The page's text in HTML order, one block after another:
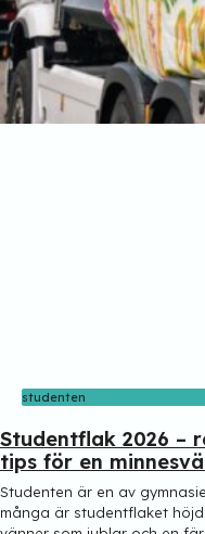
studenten
Studentflak 2026 –
tips för en
Studenten är en av
många är studentflaket